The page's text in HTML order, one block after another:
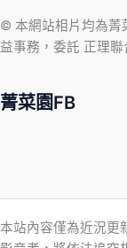
© 本網站相片均為菁
益事務，委託 正理聯
菁菜園FB
本站內容僅為近況更